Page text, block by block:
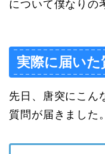
について僕なりの
実際に届い
先日、唐突にこん
質問が届きました。